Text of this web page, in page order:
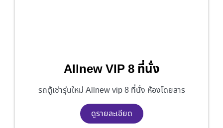
Allnew VIP 8 ที่นั่ง
รถตู้เช่ารุ่นใหม่ Allnew vip 8 ที่นั่ง ห้องโดยสาร
ดูรายละเอียด